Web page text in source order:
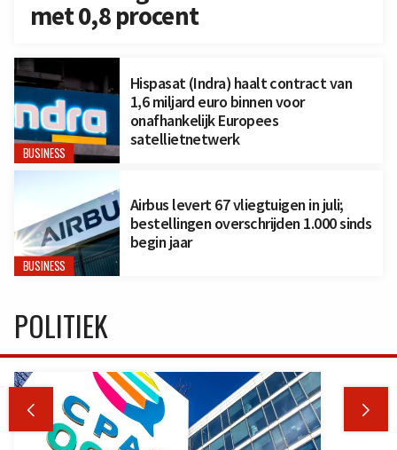
met 0,8 procent
BUSINESS
Hispasat (Indra) haalt contract van
1,6 miljard euro binnen voor
onafhankelijk Europees
satellietnetwerk
BUSINESS
Airbus levert 67 vliegtuigen in juli;
bestellingen overschrijden 1.000 sinds
begin jaar
POLITIEK
 